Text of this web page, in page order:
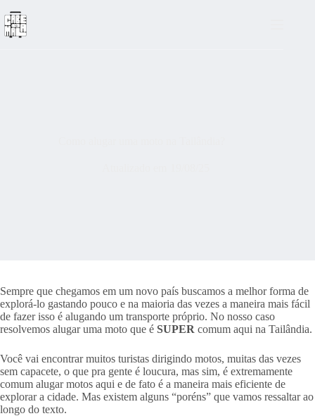
para
Sempre que chegamos em um novo país buscamos a melhor forma de
explorá-lo gastando pouco e na maioria das vezes a maneira mais fácil
de fazer isso é alugando um transporte próprio. No nosso caso
resolvemos alugar uma moto que é SUPER comum aqui na Tailândia.
Você vai encontrar muitos turistas dirigindo motos, muitas das vezes
sem capacete, o que pra gente é loucura, mas sim, é extremamente
comum alugar motos aqui e de fato é a maneira mais eficiente de
explorar a cidade. Mas existem alguns “poréns” que vamos ressaltar ao
longo do texto.